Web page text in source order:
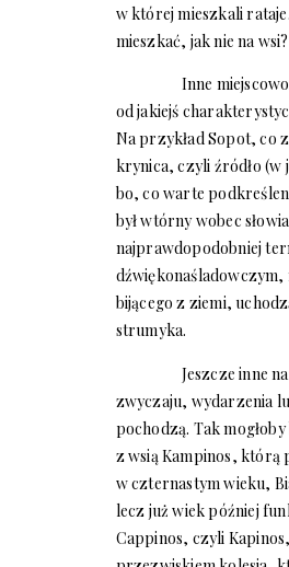
w której mieszkali
mieszkać, jak nie na wsi?
Inne
od jakiejś
Na przykład Sopot, co
krynica, czyli źródło
bo, co warte
był wtórny wobec
najprawdopodobniej
dźwiękonaśladowczym,
bijącego z ziemi,
strumyka.
Jeszcze inne
zwyczaju, wydarzenia
pochodzą. Tak
z wsią Kampinos, którą
w czternastym wieku,
lecz już wiek później
Cappinos, czyli